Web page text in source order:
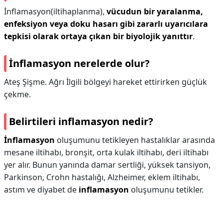
İnflamasyon(iltihaplanma), vücudun bir yaralanma,
enfeksiyon veya doku hasarı gibi zararlı uyarıcılara
tepkisi olarak ortaya çıkan bir biyolojik yanıttır.
İnflamasyon nerelerde olur?
Ateş Şişme. Ağrı İlgili bölgeyi hareket ettirirken güçlük
çekme.
Belirtileri inflamasyon nedir?
İnflamasyon oluşumunu tetikleyen hastalıklar arasında
mesane iltihabı, bronşit, orta kulak iltihabı, deri iltihabı
yer alır. Bunun yanında damar sertliği, yüksek tansiyon,
Parkinson, Crohn hastalığı, Alzheimer, eklem iltihabı,
astım ve diyabet de inflamasyon oluşumunu tetikler.